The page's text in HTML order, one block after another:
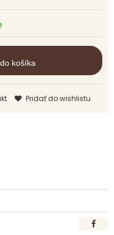
košíka
Pridať do wishlistu